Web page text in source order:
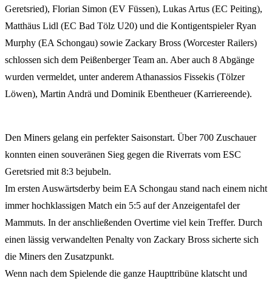
Geretsried), Florian Simon (EV Füssen), Lukas Artus (EC Peiting),
Matthäus Lidl (EC Bad Tölz U20) und die Kontigentspieler Ryan
Murphy (EA Schongau) sowie Zackary Bross (Worcester Railers)
schlossen sich dem Peißenberger Team an. Aber auch 8 Abgänge
wurden vermeldet, unter anderem Athanassios Fissekis (Tölzer
Löwen), Martin Andrä und Dominik Ebentheuer (Karriereende).
Den Miners gelang ein perfekter Saisonstart. Über 700 Zuschauer
konnten einen souveränen Sieg gegen die Riverrats vom ESC
Geretsried mit 8:3 bejubeln.
Im ersten Auswärtsderby beim EA Schongau stand nach einem nicht
immer hochklassigen Match ein 5:5 auf der Anzeigentafel der
Mammuts. In der anschließenden Overtime viel kein Treffer. Durch
einen lässig verwandelten Penalty von Zackary Bross sicherte sich
die Miners den Zusatzpunkt.
Wenn nach dem Spielende die ganze Haupttribüne klatscht und